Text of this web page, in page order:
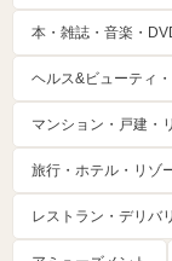
本・雑誌・音楽・
ヘルス&ビューティ
マンション・戸建・
旅行・ホテル・リゾ
レストラン・デリバ